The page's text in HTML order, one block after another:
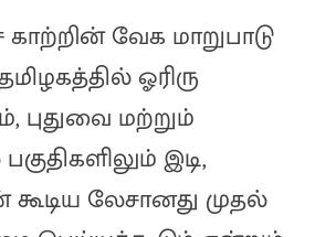
வேக மாறுபாடு
ஓரிரு
புதுவை மற்றும்
இடி,
லேசானது முதல்